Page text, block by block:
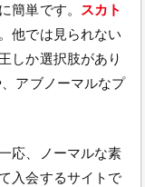
簡単です。 スカト
他では見られない
しか選択肢があり
アブノーマルなプ
応、ノーマルな素
入会するサイトで